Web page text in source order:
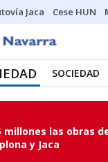
Jaca Cese HUN
SOCIEDAD
millones las obras
y Jaca